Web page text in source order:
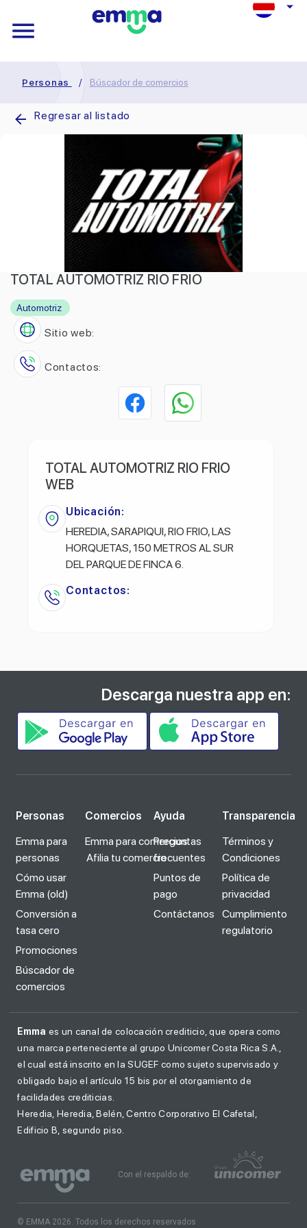
Personas / Búscador de comercios
Regresar al listado
TOTAL AUTOMOTRIZ RIO FRIO
Automotriz
Sitio web:
Contactos:
TOTAL AUTOMOTRIZ RIO FRIO
WEB
Ubicación:
HEREDIA, SARAPIQUI, RIO FRIO, LAS
HORQUETAS, 150 METROS AL SUR
DEL PARQUE DE FINCA 6.
Contactos:
Descarga nuestra app en:
Personas
Emma para
personas
Cómo usar
Emma (old)
Conversión a
tasa cero
Promociones
Búscador de
comercios
Comercios
Emma para comercios
Afilia tu comercio
Ayuda
Preguntas
frecuentes
Puntos de
pago
Contáctanos
Transparencia
Términos y
Condiciones
Política de
privacidad
Cumplimiento
regulatorio
Emma es un canal de colocación crediticio, que opera como
una marca perteneciente al grupo Unicomer Costa Rica S.A.,
el cual está inscrito en la SUGEF como sujeto supervisado y
obligado bajo el artículo 15 bis por el otorgamiento de
facilidades crediticias.
Heredia, Heredia, Belén, Centro Corporativo El Cafetal,
Edificio B, segundo piso.
© EMMA 2026. Todos los derechos reservados
Con el respaldo de: